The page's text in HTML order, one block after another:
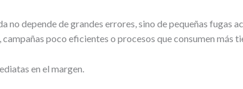
depende de grandes errores, sino de pequeñas fugas
poco eficientes o procesos que consumen más
en el margen.